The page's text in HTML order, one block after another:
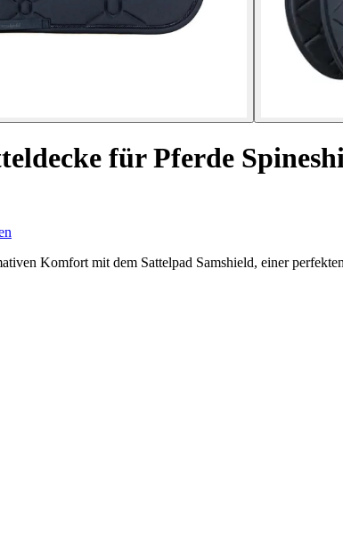
für Pferde
Komfort mit dem Sattelpad Samshield, einer